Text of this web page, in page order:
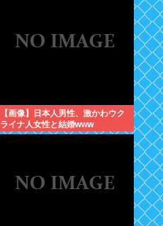
【画像】日本人男性、激かわウク
ライナ人女性と結婚www